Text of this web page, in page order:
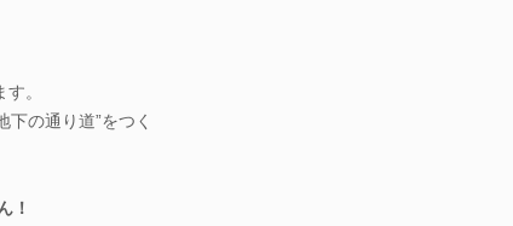
。
の通り道”をつく
！